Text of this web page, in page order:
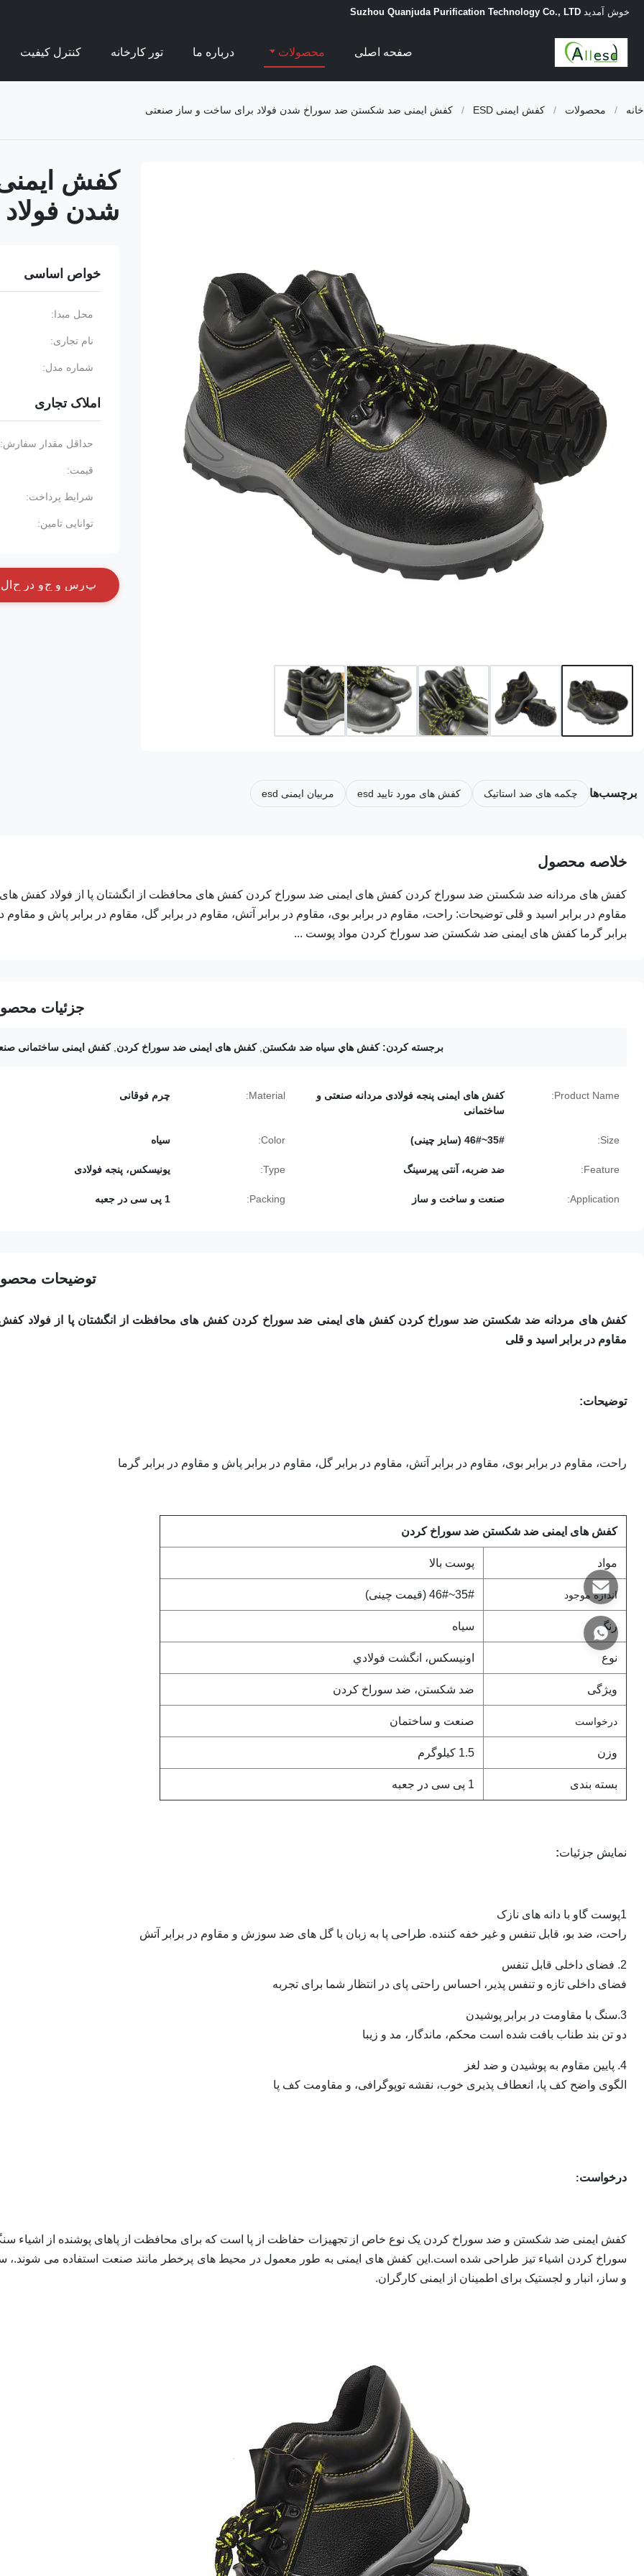
خوش آمدید Suzhou Quanjuda Purification Technology Co., LTD
صفحه اصلی محصولات درباره ما تور کارخانه کنترل کیفیت
خانه / محصولات / کفش ایمنی ESD / کفش ایمنی ضد شکستن ضد سوراخ شدن فولاد برای ساخت و ساز صنعتی
کفش
شدن
خواص اساسی
محل مبدا:
نام تجاری:
شماره مدل:
املاک تجاری
حداقل مقدار سفارش:
قیمت:
شرایط پرداخت:
توانایی تامین:
پر س و جو در ح ل
برچسب‌ها چکمه های ضد استاتیک کفش های مورد تایید esd مربیان ایمنی esd
خلاصه محصول
کفش های مردانه ضد شکستن ضد سوراخ کردن کفش های ایمنی ضد سوراخ کردن کفش های محافظت از انگشتان پا از فولاد کفش های
مقاوم در برابر اسید و قلی توضیحات: راحت، مقاوم در برابر بوی، مقاوم در برابر آتش، مقاوم در برابر گل، مقاوم در برابر پاش و مقاوم
برابر گرما کفش های ایمنی ضد شکستن ضد سوراخ کردن مواد پوست ...
جزئیات
برجسته کردن: کفش هاي سياه ضد شکستن ,کفش های ایمنی ضد سوراخ کردن ,کفش ایمنی ساختمانی
Product Name:
کفش های ایمنی پنجه فولادی مردانه صنعتی و
ساختمانی
Material: چرم فوقانی
Size: 35#~46# (سایز چینی) Color: سیاه
Feature: ضد ضربه، آنتی پیرسینگ Type: یونیسکس، پنجه فولادی
Application: صنعت و ساخت و ساز Packing: 1 پی سی در جعبه
توضیحات
کفش های مردانه ضد شکستن ضد سوراخ کردن کفش های ایمنی ضد سوراخ کردن کفش های محافظت از انگشتان پا از فولاد
مقاوم در برابر اسید و قلی
توضیحات:
راحت، مقاوم در برابر بوی، مقاوم در برابر آتش، مقاوم در برابر گل، مقاوم در برابر پاش و مقاوم در برابر گرما
کفش های ایمنی ضد شکستن ضد سوراخ کردن
مواد پوست بالا
اندازه موجود 35#~46# (قیمت چینی)
رنگ سیاه
نوع اونيسکس، انگشت فولادي
ویژگی ضد شکستن، ضد سوراخ کردن
درخواست صنعت و ساختمان
وزن 1.5 کيلوگرم
بسته بندی 1 پی سی در جعبه
نمایش جزئیات:
1پوست گاو با دانه های نازک
راحت، ضد بو، قابل تنفس و غیر خفه کننده. طراحی پا به زبان با گل های ضد سوزش و مقاوم در برابر آتش
2. فضای داخلی قابل تنفس
فضای داخلی تازه و تنفس پذیر، احساس راحتی پای در انتظار شما برای تجربه
3.سنگ با مقاومت در برابر پوشیدن
دو تن بند طناب بافت شده است محکم، ماندگار، مد و زیبا
4. پايين مقاوم به پوشيدن و ضد لغز
الگوی واضح کف پا، انعطاف پذیری خوب، نقشه توپوگرافی، و مقاومت کف پا
درخواست:
کفش ایمنی ضد شکستن و ضد سوراخ کردن یک نوع خاص از تجهیزات حفاظت از پا است که برای محافظت از پاهای پوشنده از اشیاء
سوراخ کردن اشیاء تیز طراحی شده است.این کفش های ایمنی به طور معمول در محیط های پرخطر مانند صنعت استفاده می شوند.،
و ساز، انبار و لجستیک برای اطمینان از ایمنی کارگران.